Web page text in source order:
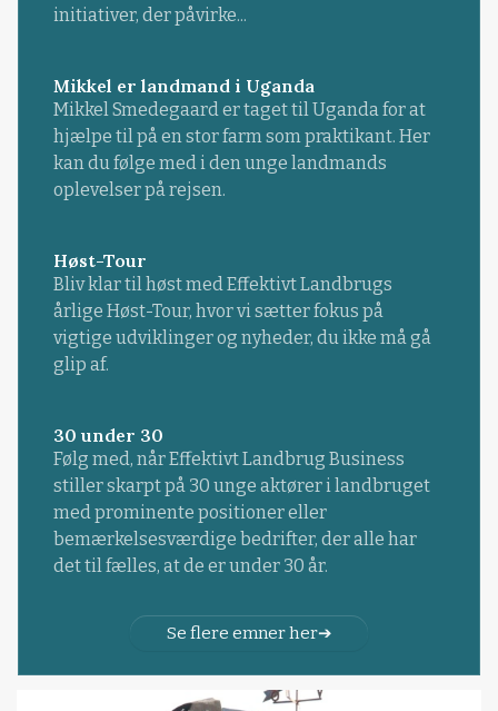
initiativer, der påvirke...
Mikkel er landmand i Uganda
Mikkel Smedegaard er taget til Uganda for at
hjælpe til på en stor farm som praktikant. Her
kan du følge med i den unge landmands
oplevelser på rejsen.
Høst-Tour
Bliv klar til høst med Effektivt Landbrugs
årlige Høst-Tour, hvor vi sætter fokus på
vigtige udviklinger og nyheder, du ikke må gå
glip af.
30 under 30
Følg med, når Effektivt Landbrug Business
stiller skarpt på 30 unge aktører i landbruget
med prominente positioner eller
bemærkelsesværdige bedrifter, der alle har
det til fælles, at de er under 30 år.
Se flere emner her